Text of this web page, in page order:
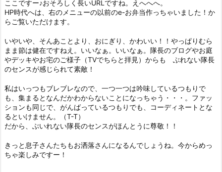
ここですー♪おそろしく長いURLですね。えへへへ。
HP時代へは、右のメニューの以前のe-お弁当作っちゃいました！か
らご覧いただけます。
いやいや、そんあことより、おにぎり、かわいい！！やっぱりむら
まま節は健在ですねえ。いいなぁ。いいなぁ。隊長のブログやお庭
やデッキやお宅のご様子（TVでちらと拝見）からも ぶれない隊長
のセンスが感じられて素敵！
私はいっつもブレブレなので、一つ一つは吟味しているつもりで
も、集まるとなんだかわからないことになっちゃう・・・。ファッ
ションも同じで、がんばっているつもりでも、コーディネートとな
るといけません。（T-T）
だから、ぶいれない隊長のセンスがほんとうに尊敬！！
きっと息子さんたちもお洒落さんになるんでしょうね。今からめっ
ちゃ楽しみですー！